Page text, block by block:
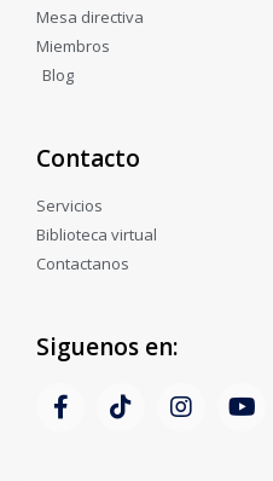
Mesa directiva
Miembros
Blog
Contacto
Servicios
Biblioteca virtual
Contactanos
Siguenos en: